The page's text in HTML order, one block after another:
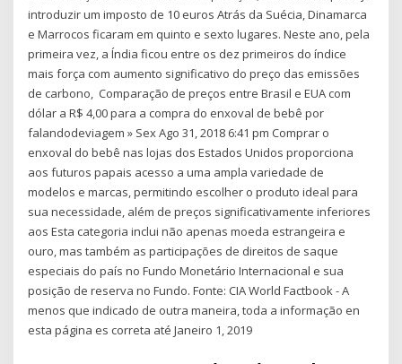
introduzir um imposto de 10 euros Atrás da Suécia, Dinamarca
e Marrocos ficaram em quinto e sexto lugares. Neste ano, pela
primeira vez, a Índia ficou entre os dez primeiros do índice
mais força com aumento significativo do preço das emissões
de carbono, Comparação de preços entre Brasil e EUA com
dólar a R$ 4,00 para a compra do enxoval de bebê por
falandodeviagem » Sex Ago 31, 2018 6:41 pm Comprar o
enxoval do bebê nas lojas dos Estados Unidos proporciona
aos futuros papais acesso a uma ampla variedade de
modelos e marcas, permitindo escolher o produto ideal para
sua necessidade, além de preços significativamente inferiores
aos Esta categoria inclui não apenas moeda estrangeira e
ouro, mas também as participações de direitos de saque
especiais do país no Fundo Monetário Internacional e sua
posição de reserva no Fundo. Fonte: CIA World Factbook - A
menos que indicado de outra maneira, toda a informação en
esta página es correta até Janeiro 1, 2019